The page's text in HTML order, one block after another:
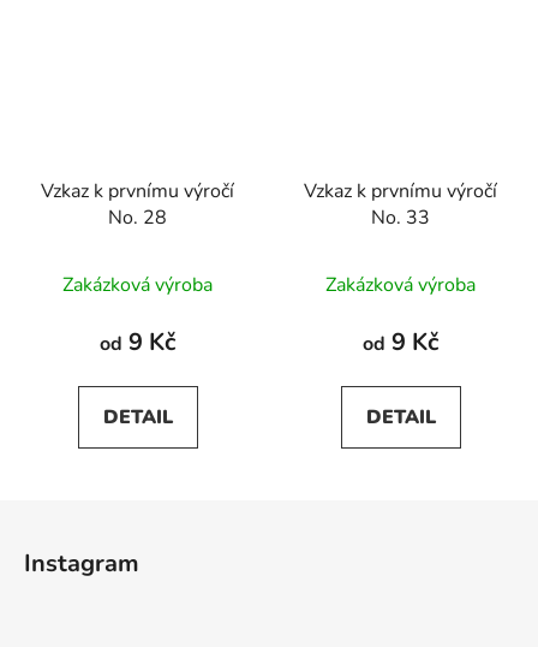
Vzkaz k prvnímu výročí
No. 28
Zakázková výroba
od 9 Kč
DETAIL
Vzkaz k prvnímu výročí
No. 33
Zakázková výroba
od 9 Kč
DETAIL
Instagram